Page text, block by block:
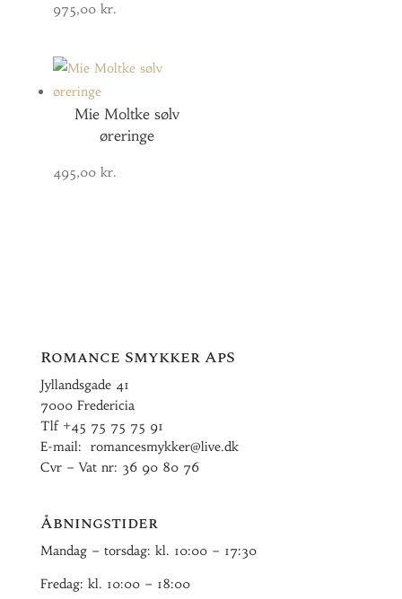
975,00 kr.
Mie Moltke sølv
øreringe
495,00 kr.
Romance Smykker ApS
Jyllandsgade 41
7000 Fredericia
Tlf +45 75 75 75 91
E-mail: romancesmykker@live.dk
Cvr – Vat nr: 36 90 80 76
Åbningstider
Mandag – torsdag: kl. 10:00 – 17:30
Fredag: kl. 10:00 – 18:00